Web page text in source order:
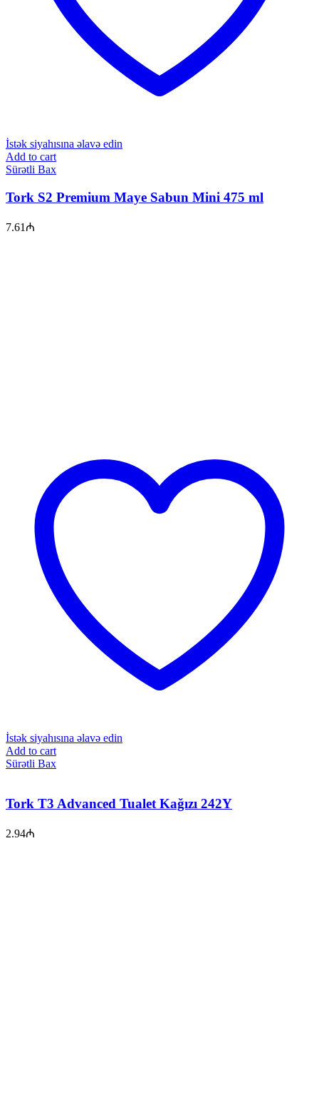
İstək siyahısına əlavə edin
Add to cart
Sürətli Bax
Tork S2 Premium Maye Sabun Mini 475 ml
7.61 ₼
İstək siyahısına əlavə edin
Add to cart
Sürətli Bax
Tork T3 Advanced Tualet Kağızı 242Y
2.94₼